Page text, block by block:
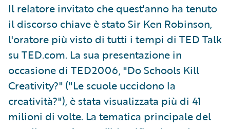
Il relatore invitato che quest'anno ha tenuto
il discorso chiave è stato Sir Ken Robinson,
l'oratore più visto di tutti i tempi di TED Talk
su TED.com. La sua presentazione in
occasione di TED2006, "Do Schools Kill
Creativity?" ("Le scuole uccidono la
creatività?"), è stata visualizzata più di 41
milioni di volte. La tematica principale del